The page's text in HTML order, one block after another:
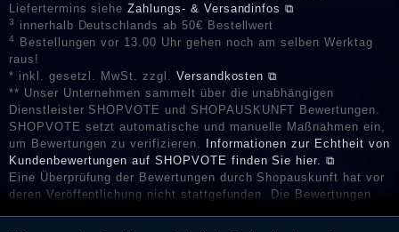
Liefertermins sieheZahlungs- & Versandinfos ⧉
3 innerhalb Deutschlands ab 50€ Bestellwert
4
Bestellungen vor 13.00 Uhr gehen noch am selben Werktag
raus!
* inkl. gesetzl. MwSt. zzgl. Versandkosten ⧉
** Unser Unternehmen sammelt über die unabhängigen
Dienstleister SHOPVOTE und SHOPAUSKUNFT Bewertungen.
SHOPVOTE setzt automatische und manuelle Maßnahmen ein,
um Bewertungen zu verifizieren.
Informationen zur Echtheit von
Kundenbewertungen auf SHOPVOTE finden Sie hier. ⧉
Eine Überprüfung der Bewertungen durch Shopauskunft hat vor
deren Veröffentlichung nicht stattgefunden. Die Bewertungen